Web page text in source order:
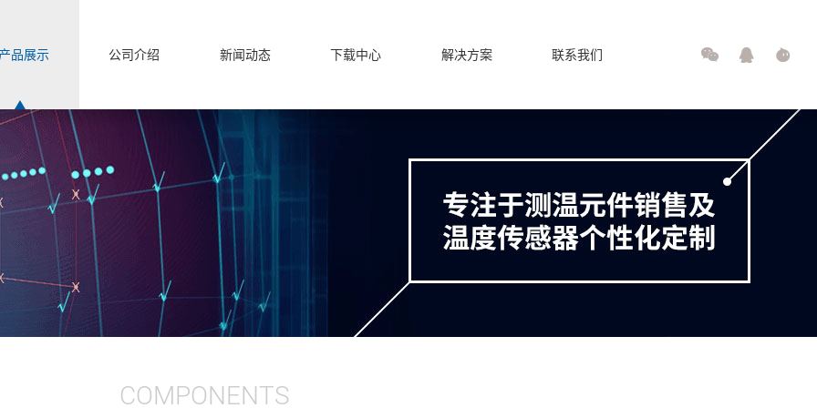
品展示 公司介绍 新闻动态 下载中心 解决方案 联系我们   
COMPONENTS